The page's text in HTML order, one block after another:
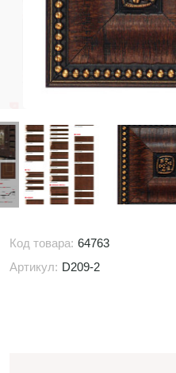
Код товара: 64763
Артикул: D209-2